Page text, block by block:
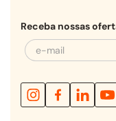
Receba nossas